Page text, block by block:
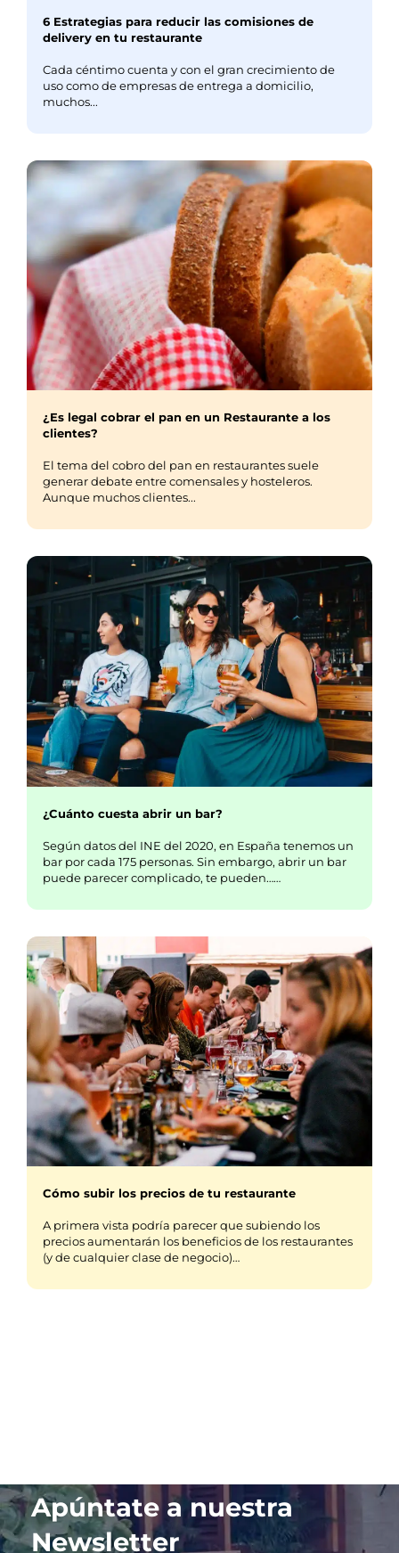
6 Estrategias para reducir las comisiones de
delivery en tu restaurante
Cada céntimo cuenta y con el gran crecimiento de
uso como de empresas de entrega a domicilio,
muchos...
¿Es legal cobrar el pan en un Restaurante a los
clientes?
El tema del cobro del pan en restaurantes suele
generar debate entre comensales y hosteleros.
Aunque muchos clientes...
¿Cuánto cuesta abrir un bar?
Según datos del INE del 2020, en España tenemos un
bar por cada 175 personas. Sin embargo, abrir un bar
puede parecer complicado, te pueden……
Cómo subir los precios de tu restaurante
A primera vista podría parecer que subiendo los
precios aumentarán los beneficios de los restaurantes
(y de cualquier clase de negocio)…
Apúntate a nuestra
Newsletter